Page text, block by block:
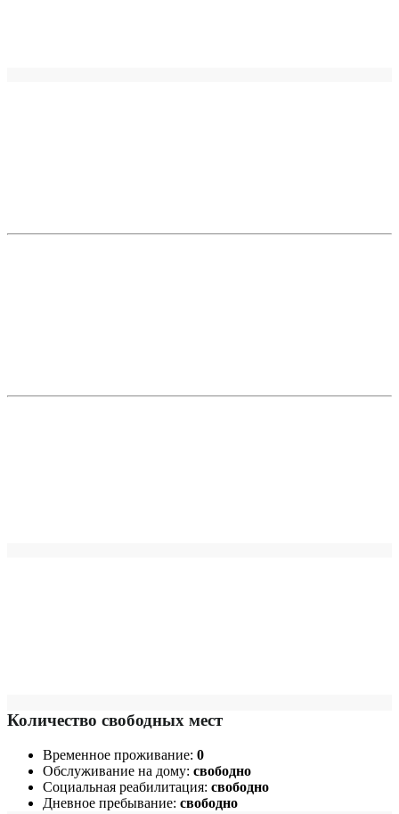
Количество свободных мест
Временное проживание: 0
Обслуживание на дому: свободно
Социальная реабилитация: свободно
Дневное пребывание: свободно